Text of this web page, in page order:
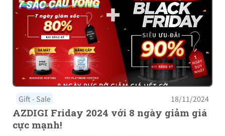
Gift - Sale 18/11/2024
AZDIGI Friday 2024 với 8 ngày giảm giá
cực mạnh!